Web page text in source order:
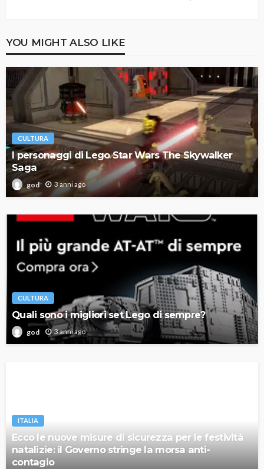
YOU MIGHT ALSO LIKE
CULTURA
I personaggi di Lego Star Wars The Skywalker
Saga
god 3 anni ago
CULTURA
Quali sono i migliori set Lego di sempre?
god 3 anni ago
ITALIA
Ecco le nuove misure di sicurezza per le festività
natalizie: il Governo stringe la morsa anti-
contagio